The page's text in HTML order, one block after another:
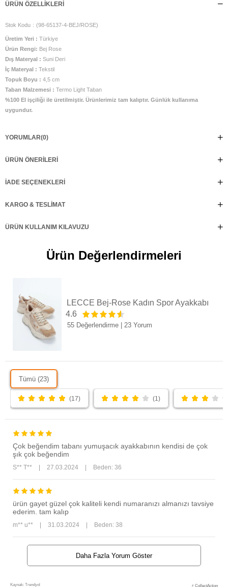
ÜRÜN ÖZELLIKLERI
Stok Kodu (98-65137-4-BEJ/ROSE)
Üretim Yeri : Türkiye
Ürün Rengi: Bej Rose
Dış Materyal : Suni Deri
İç Materyal : Tekstil
Topuk Boyu : 4,5 cm
Taban Malzemesi : Termo Light Taban
%100 El işçiliği ile üretilmiştir. Ürünlerimiz tam kalıptır. Günlük kullanıma
uygundur.
YORUMLAR(0)
ÜRÜN ÖNERILERI
İADE SEÇENEKLERI
KARGO & TESLIMAT
ÜRÜN KULLANIM KILAVUZU
Ürün Değerlendirmeleri
LECCE Bej-Rose Kadın Spor Ayakkabı
4.6
55 Değerlendirme | 23 Yorum
Tümü (23)
(17) (1)
Çok beğendim tabanı yumuşacık ayakkabının kendisi de çok
şık çok beğendim
S** T** 27.03.2024 Beden: 36
ürün gayet güzel çok kaliteli kendi numaranızı almanızı tavsiye
ederim. tam kalıp
m** u** 31.03.2024 Beden: 38
Daha Fazla Yorum Göster
Kaynak: Trendyol ⚡ CollectAction